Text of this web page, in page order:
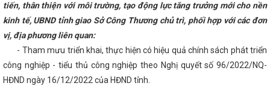
đặc trưng, tiêu biểu tại Hội nghị kết nối giao thương Khu vực miền
tại thành phố Đà Nẵng
Lãnh đạo Hà Tĩnh thăm Công ty TNHH
Hồ Nam Tengchi
Tổ chức giải bóng chuyền hơi chào mừng
các cấp
Hội nghị triển khai Chiến lược phát triển năng lượng
đến năm 2030, tầm nhìn đến năm 2050
Tổng Bí thư, Chủ tịch
Hoa Kỳ Joe Biden
THỰC TRẠNG VÀ GIẢI PHÁP PHÁT TRIỂN
TRÊN ĐỊA BÀN TỈNH HÀ TĨNH
Công điện về việc đảm bảo vận
máy điện trong thời gian tới
Lý do dừng trình đề án sắp xếp
tiến, thân thiện với môi trường, tạo động lực tăng trưởng mới cho nền
kinh tế, UBND tỉnh giao Sở Công Thương chủ trì, phối hợp với các đơn
vị, địa phương liên quan:
- Tham mưu triển khai, thực hiện có hiệu quả chính sách phát triển
công nghiệp - tiểu thủ công nghiệp theo Nghị quyết số 96/2022/NQ-
HĐND ngày 16/12/2022 của HĐND tỉnh.